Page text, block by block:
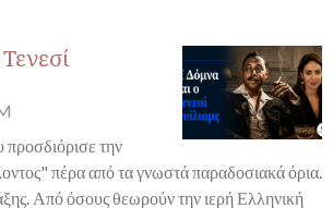
την
πέρα από τα γνωστά παραδοσιακά όρια.
Από όσους θεωρούν την ιερή Ελληνική